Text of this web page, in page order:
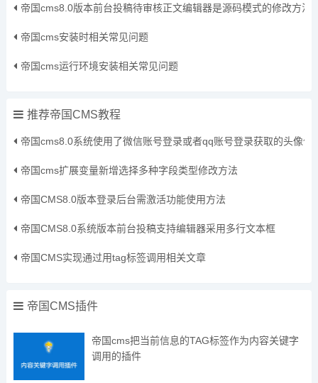
帝国cms8.0版本前台投稿待审核正文编辑器是源码模式的修改方法
帝国cms安装时相关常见问题
帝国cms运行环境安装相关常见问题
推荐帝国CMS教程
帝国cms8.0系统使用了微信账号登录或者qq账号登录获取的头像保
帝国cms扩展变量新增选择多种字段类型修改方法
帝国CMS8.0版本登录后台需激活功能使用方法
帝国CMS8.0系统版本前台投稿支持编辑器采用多行文本框
帝国CMS实现通过用tag标签调用相关文章
帝国CMS插件
帝国cms把当前信息的TAG标签作为内容关键字
调用的插件